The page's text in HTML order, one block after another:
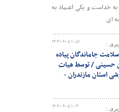
خداست و یکی اعتماد به
ای
۱۴۰۳-۰۶-۰۵ ۱۰:۵۱ :
جاماندگان پیاده
حسینی / توسط هیات
استان مازندران -
۱۴۰۳-۰۶-۰۵ ۱۰:۳۰ :